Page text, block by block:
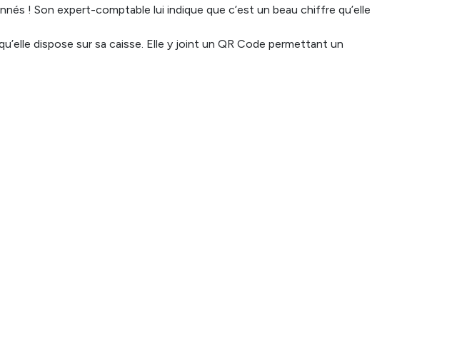
! Son expert-comptable lui indique que c’est un beau chiffre qu’elle
dispose sur sa caisse. Elle y joint un QR Code permettant un